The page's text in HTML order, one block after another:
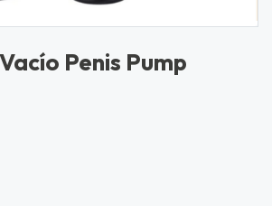
Penis Pump